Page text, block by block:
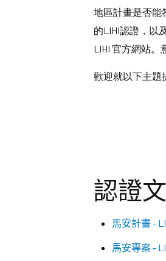
地區計畫是否能
的LIHI認證，以
LIHI 官方網站。
歡迎就以下主題
認證
馬安計畫 -
馬安專案 -